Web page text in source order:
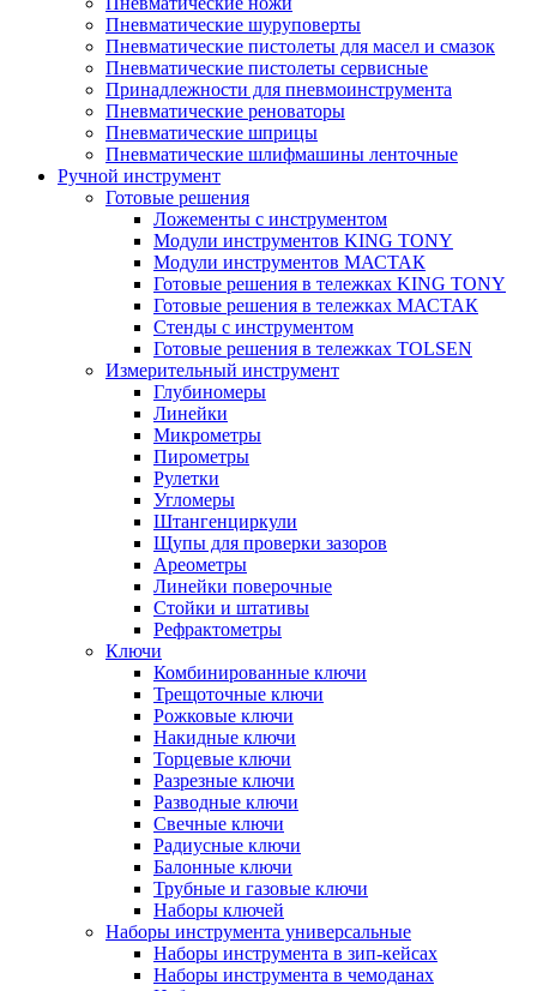
Пневматические шуруповерты
Пневматические пистолеты для масел и смазок
Пневматические пистолеты сервисные
Принадлежности для пневмоинструмента
Пневматические реноваторы
Пневматические шприцы
Пневматические шлифмашины ленточные
Ручной инструмент
Готовые решения
Ложементы с инструментом
Модули инструментов KING TONY
Модули инструментов МАСТАК
Готовые решения в тележках KING TONY
Готовые решения в тележках МАСТАК
Стенды с инструментом
Готовые решения в тележках TOLSEN
Измерительный инструмент
Глубиномеры
Линейки
Микрометры
Пирометры
Рулетки
Угломеры
Штангенциркули
Щупы для проверки зазоров
Ареометры
Линейки поверочные
Стойки и штативы
Рефрактометры
Ключи
Комбинированные ключи
Трещоточные ключи
Рожковые ключи
Накидные ключи
Торцевые ключи
Разрезные ключи
Разводные ключи
Свечные ключи
Радиусные ключи
Балонные ключи
Трубные и газовые ключи
Наборы ключей
Наборы инструмента универсальные
Наборы инструмента в зип-кейсах
Наборы инструмента в чемоданах